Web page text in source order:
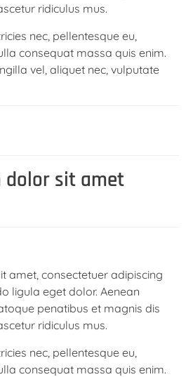
ridiculus mus.
nec, pellentesque eu,
consequat massa quis enim.
vel, aliquet nec, vulputate
dolor sit amet
amet, consectetuer adipiscing
ligula eget dolor. Aenean
penatibus et magnis dis
ridiculus mus.
nec, pellentesque eu,
consequat massa quis enim.